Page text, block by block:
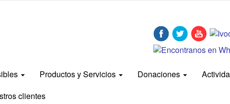
Productos y Servicios Donaciones
clientes